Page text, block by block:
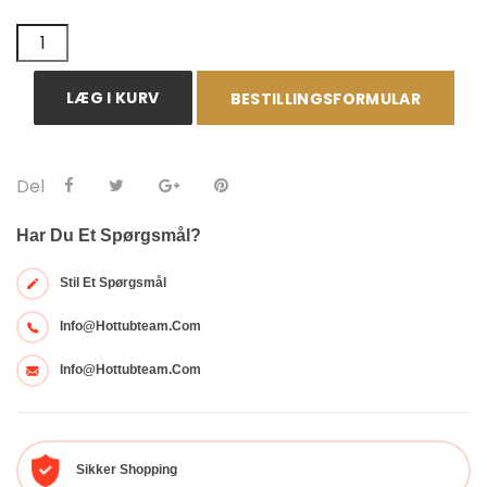
LÆG I KURV BESTILLINGSFORMULAR
Del
Har Du Et Spørgsmål?
Stil Et Spørgsmål
Info@hottubteam.com
Info@hottubteam.com
Sikker Shopping